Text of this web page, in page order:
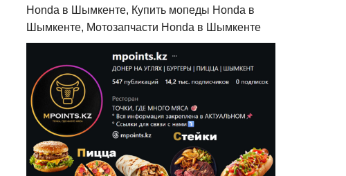
Honda в Шымкенте, Купить мопеды Honda в
Шымкенте, Мотозапчасти Honda в Шымкенте